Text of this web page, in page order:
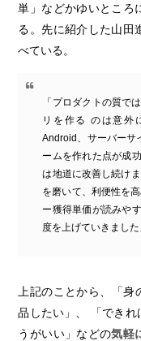
単」などかゆいところ
る。先に紹介した山田
べている。
「プロダクトの質で
リを作る のは意外
Android、サーバーサ
ームを作れた点が成
は地道に改善し続け
を磨いて、利便性を
ー獲得単価が読みや
度を上げていきました
上記のことから、「
品したい」、 「できれ
うがいい」などの気軽